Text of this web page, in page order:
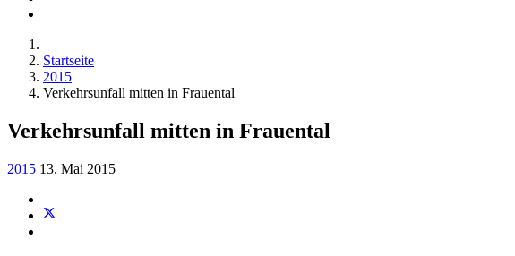
Startseite
2015
Verkehrsunfall mitten in Frauental
Verkehrsunfall mitten in Frauental
2015 13. Mai 2015